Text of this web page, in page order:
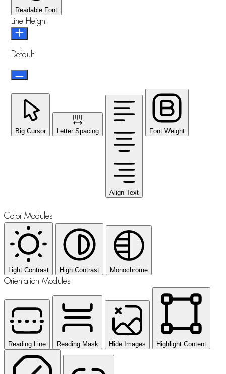
Readable Font
Line Height
Default
Big Cursor Letter Spacing
Align Text
Font Weight
Color Modules
Light Contrast High Contrast Monochrome
Orientation Modules
Reading Line Reading Mask Hide Images Highlight Content